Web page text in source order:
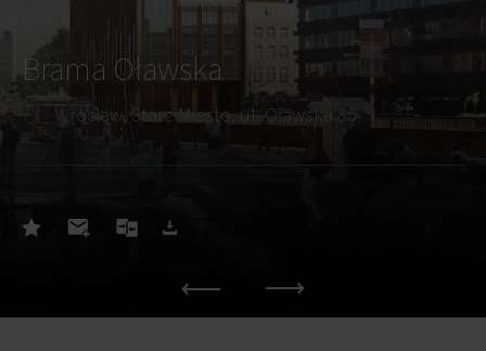
Brama Oławska
Wrocław, Stare Miasto, ul. Oławska 35